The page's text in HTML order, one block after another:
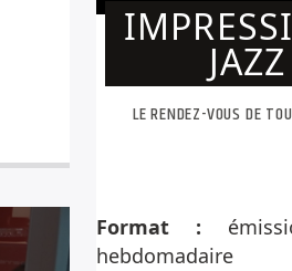
JAZZ
LE RENDEZ-VOUS DE
Format :
hebdomadaire